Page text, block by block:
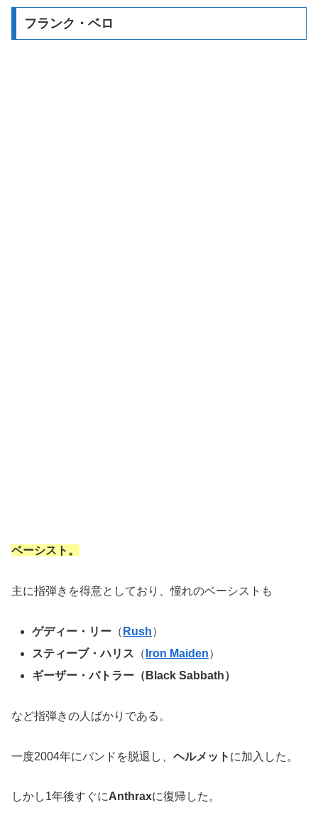
フランク・ベロ
ベーシスト。
主に指弾きを得意としており、憧れのベーシストも
ゲディー・リー （ Rush）
スティーブ・ハリス （ Iron Maiden）
ギーザー・バトラー（Black Sabbath）
など指弾きの人ばかりである。
一度2004年にバンドを脱退し、 ヘルメット に加入した。
しかし1年後すぐにAnthraxに復帰した。